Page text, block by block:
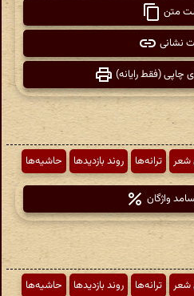
متن
نشانی
چاپی (فقط رایانه)
ترانه‌ها روند بازدیدها حاشیه‌ها
واژگان
ترانه‌ها روند بازدیدها حاشیه‌ها